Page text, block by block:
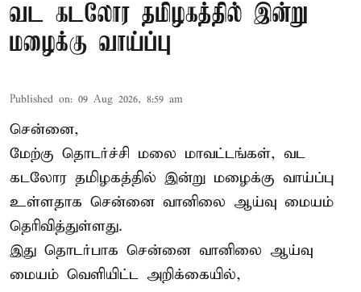
வட கடலோர தமிழகத்தில் இன்று
மழைக்கு வாய்ப்பு
Published on: 09 Aug 2026, 8:59 am
சென்னை,
மேற்கு தொடர்ச்சி மலை மாவட்டங்கள், வட
கடலோர தமிழகத்தில் இன்று மழைக்கு வாய்ப்பு
உள்ளதாக சென்னை வானிலை ஆய்வு மையம்
தெரிவித்துள்ளது.
இது தொடர்பாக சென்னை வானிலை ஆய்வு
மையம் வெளியிட்ட அறிக்கையில்,